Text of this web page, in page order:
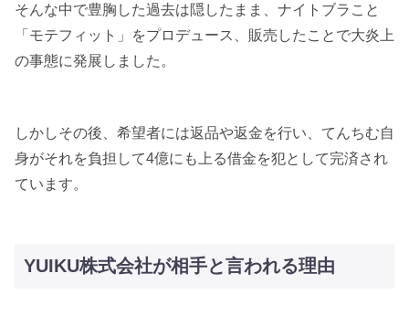
そんな中で豊胸した過去は隠したまま、ナイトブラこと
「モテフィット」をプロデュース、販売したことで大炎上
の事態に発展しました。
しかしその後、希望者には返品や返金を行い、てんちむ自
身がそれを負担して4億にも上る借金を犯として完済され
ています。
YUIKU株式会社が相手と言われる理由